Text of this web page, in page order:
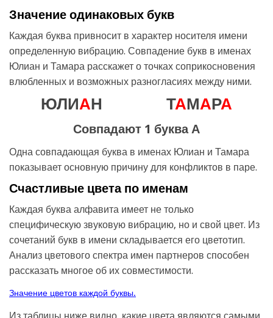
Значение одинаковых букв
Каждая буква привносит в характер носителя имени
определенную вибрацию. Совпадение букв в именах
Юлиан и Тамара расскажет о точках соприкосновения
влюбленных и возможных разногласиях между ними.
ЮЛИАН ТАМАРА
Совпадают 1 буква А
Одна совпадающая буква в именах Юлиан и Тамара
показывает основную причину для конфликтов в паре.
Счастливые цвета по именам
Каждая буква алфавита имеет не только
специфическую звуковую вибрацию, но и свой цвет. Из
сочетаний букв в имени складывается его цветотип.
Анализ цветового спектра имен партнеров способен
рассказать многое об их совместимости.
Значение цветов каждой буквы.